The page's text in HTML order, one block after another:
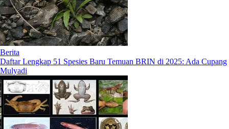
Berita
Daftar Lengkap 51 Spesies Baru Temuan BRIN di 2025: Ada Cupang
Mulyadi